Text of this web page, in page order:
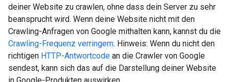
deiner Website zu crawlen, ohne dass dein Server zu sehr
beansprucht wird. Wenn deine Website nicht mit den
Crawling-Anfragen von Google mithalten kann, kannst du die
Crawling-Frequenz verringern. Hinweis: Wenn du nicht den
richtigen HTTP-Antwortcode an die Crawler von Google
sendest, kann sich das auf die Darstellung deiner Website